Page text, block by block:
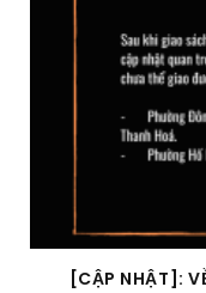
[CẬP NHẬT]: